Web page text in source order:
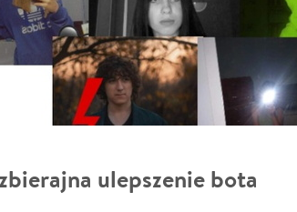
ulepszenie bota